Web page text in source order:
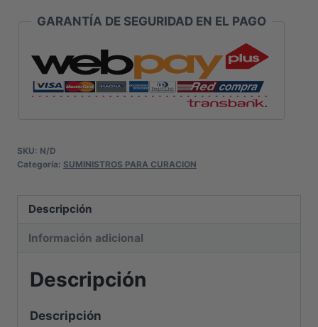
GARANTÍA DE SEGURIDAD EN EL PAGO
SKU: N/D
Categoría: SUMINISTROS PARA CURACION
Descripción
Información adicional
Descripción
Descripción